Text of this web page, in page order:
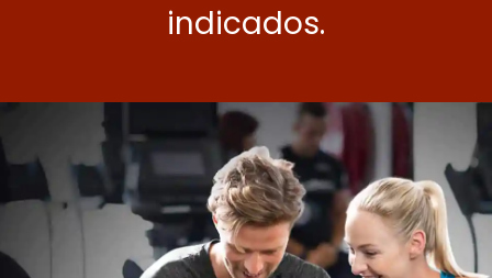
indicados.